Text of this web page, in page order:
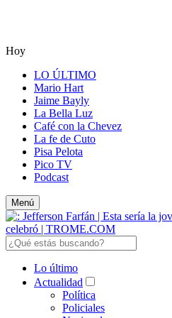
Hoy
LO ÚLTIMO
Mario Hart
Jaime Bayly
La Bella Luz
Café con la Chevez
La fe de Cuto
Pisa Pelota
Pico TV
Podcast
Menú
Lo último
Actualidad
Política
Policiales